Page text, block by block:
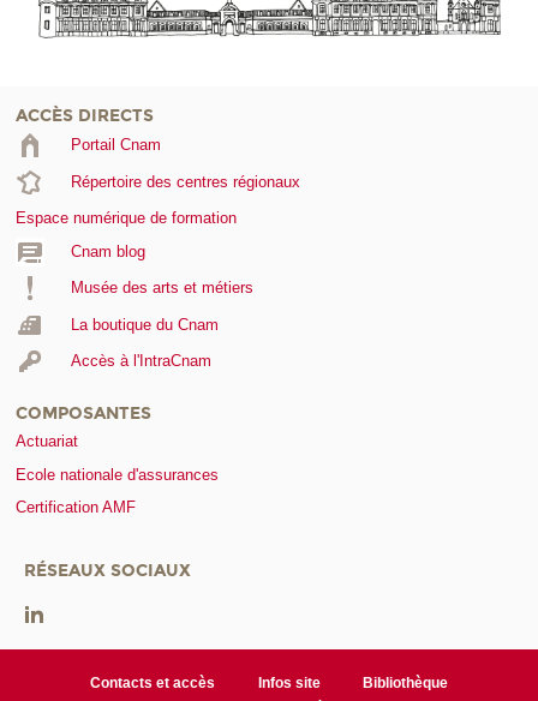
ACCÈS DIRECTS
Portail Cnam
Répertoire des centres régionaux
Espace numérique de formation
Cnam blog
Musée des arts et métiers
La boutique du Cnam
Accès à l'IntraCnam
COMPOSANTES
Actuariat
Ecole nationale d'assurances
Certification AMF
RÉSEAUX SOCIAUX
Contacts et accès Infos site
Bibliothèque